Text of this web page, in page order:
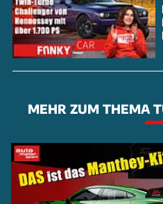
MEHR ZUM THEMA